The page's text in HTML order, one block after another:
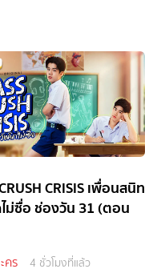
CRISIS เพื่อนสนิท
ม่ซื่อ ช่องวัน 31 (ตอน
คร 4 ชั่วโมงที่แล้ว